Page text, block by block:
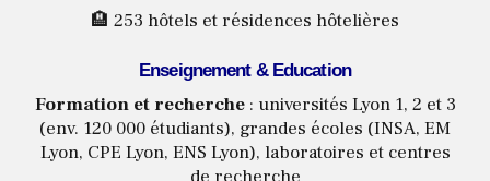
🏨 253 hôtels et résidences hôtelières
Enseignement & Education
Formation et recherche: universités Lyon 1, 2 et 3
(env. 120 000 étudiants), grandes écoles (INSA, EM
Lyon, CPE Lyon, ENS Lyon), laboratoires et centres
de recherche